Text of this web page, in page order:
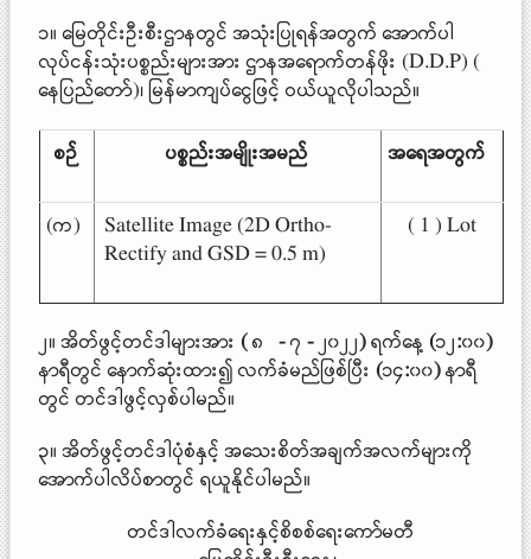
၁။ မြေတိုင်းဦးစီးဌာနတွင် အသုံးပြုရန်အတွက် အောက်ပါ
လုပ်ငန်းသုံးပစ္စည်းများအား ဌာနအရောက်တန်ဖိုး (D.D.P) (​
နေပြည်တော်)၊ မြန်မာကျပ်ငွေဖြင့် ဝယ်ယူလိုပါသည်။
စဉ် ပစ္စည်းအမျိုးအမည် အရေအတွက်
(က)
Satellite Image (2D Ortho-
Rectify and GSD = 0.5 m)
( 1 ) Lot
၂။ အိတ်ဖွင့်တင်ဒါများအား (၈ -၇ - ၂၀၂၂)ရက်နေ့ (၁၂:၀၀)
နာရီတွင် နောက်ဆုံးထား၍ လက်ခံမည်ဖြစ်ပြီး (၁၄:၀၀)နာရီ
တွင် တင်ဒါဖွင့်လှစ်ပါမည်။
၃။ အိတ်ဖွင့်တင်ဒါပုံစံနှင့် အသေးစိတ်အချက်အလက်များကို
အောက်ပါလိပ်စာတွင် ရယူနိုင်ပါမည်။
တင်ဒါလက်ခံရေးနှင့်စိစစ်ရေးကော်မတီ